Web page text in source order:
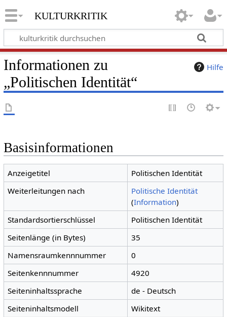
kulturkritik
Hilfe
Informationen zu
„Politischen Identität“
Basisinformationen
Anzeigetitel
Politischen Identität
Weiterleitungen nach
Politische Identität
(Information)
Standardsortierschlüssel
Politischen Identität
Seitenlänge (in Bytes)
35
Namensraumkennnummer
0
Seitenkennnummer
4920
Seiteninhaltssprache
de - Deutsch
Seiteninhaltsmodell
Wikitext